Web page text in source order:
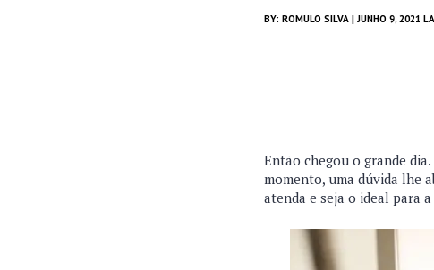
BY: ROMULO SILVA | JUNHO 9, 2021
Então chegou o grande
momento, uma dúvida lhe
atenda e seja o ideal para